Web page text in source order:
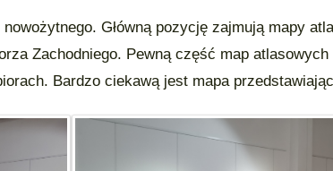
Główną pozycję zajmują mapy
Zachodniego. Pewną część map
Bardzo ciekawą jest mapa